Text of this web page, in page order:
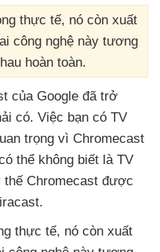
thực tế, nó còn xuất
công nghệ này tương
hoàn toàn.
của Google đã trở
có. Việc bạn có TV
trọng vì Chromecast
thể không biết là TV
Chromecast được
thực tế, nó còn xuất